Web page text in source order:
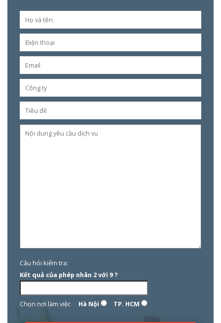
Câu hỏi kiểm tra:
Kết quả của phép nhân 2 với 9 ?
Chọn nơi làm việc Hà Nội TP. HCM